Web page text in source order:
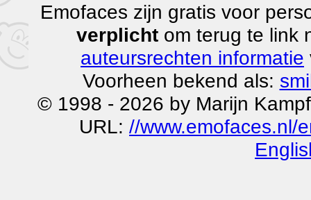
Emofaces zijn gratis voor
verplichtom terug te link
auteursrechten informatie
Voorheen bekend als:
© 1998 - 2026 by Marijn
URL: //www.emofaces.nl/